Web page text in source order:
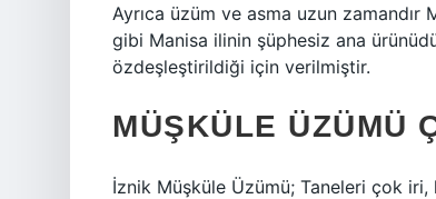
Ayrıca üzüm ve asma uzun zamandır
gibi Manisa ilinin şüphesiz ana
özdeşleştirildiği için verilmiştir.
MÜŞKÜLE ÜZÜMÜ
İznik Müşküle Üzümü; Taneleri çok